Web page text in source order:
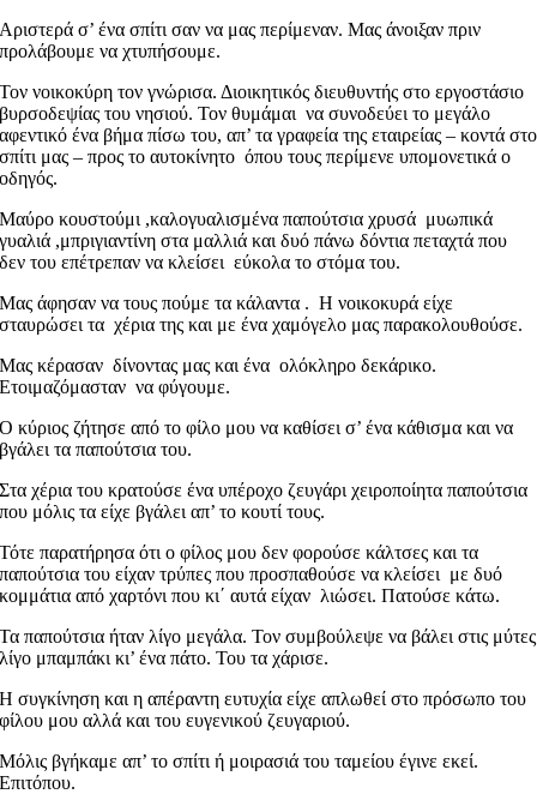
Αριστερά σ’ ένα σπίτι σαν να μας περίμεναν. Μας άνοιξαν πριν
προλάβουμε να χτυπήσουμε.
Τον νοικοκύρη τον γνώρισα. Διοικητικός διευθυντής στο εργοστάσιο
βυρσοδεψίας του νησιού. Τον θυμάμαι να συνοδεύει το μεγάλο
αφεντικό ένα βήμα πίσω του, απ’ τα γραφεία της εταιρείας – κοντά στο
σπίτι μας – προς το αυτοκίνητο όπου τους περίμενε υπομονετικά ο
οδηγός.
Μαύρο κουστούμι ,καλογυαλισμένα παπούτσια χρυσά μυωπικά
γυαλιά ,μπριγιαντίνη στα μαλλιά και δυό πάνω δόντια πεταχτά που
δεν του επέτρεπαν να κλείσει εύκολα το στόμα του.
Μας άφησαν να τους πούμε τα κάλαντα . Η νοικοκυρά είχε
σταυρώσει τα χέρια της και με ένα χαμόγελο μας παρακολουθούσε.
Μας κέρασαν δίνοντας μας και ένα ολόκληρο δεκάρικο.
Ετοιμαζόμασταν να φύγουμε.
Ο κύριος ζήτησε από το φίλο μου να καθίσει σ’ ένα κάθισμα και να
βγάλει τα παπούτσια του.
Στα χέρια του κρατούσε ένα υπέροχο ζευγάρι χειροποίητα παπούτσια
που μόλις τα είχε βγάλει απ’ το κουτί τους.
Τότε παρατήρησα ότι ο φίλος μου δεν φορούσε κάλτσες και τα
παπούτσια του είχαν τρύπες που προσπαθούσε να κλείσει με δυό
κομμάτια από χαρτόνι που κι΄ αυτά είχαν λιώσει. Πατούσε κάτω.
Τα παπούτσια ήταν λίγο μεγάλα. Τον συμβούλεψε να βάλει στις μύτες
λίγο μπαμπάκι κι’ ένα πάτο. Του τα χάρισε.
Η συγκίνηση και η απέραντη ευτυχία είχε απλωθεί στο πρόσωπο του
φίλου μου αλλά και του ευγενικού ζευγαριού.
Μόλις βγήκαμε απ’ το σπίτι ή μοιρασιά του ταμείου έγινε εκεί.
Επιτόπου.